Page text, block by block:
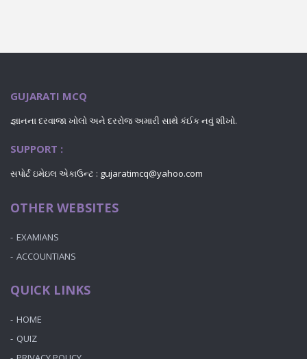
GUJARATI MCQ
જ્ઞાનના દરવાજા ખોલો અને દરરોજ અમારી સાથે કંઈક નવું શીખો.
SUPPORT :
સપોર્ટ ઇમેઇલ એકાઉન્ટ : gujaratimcq@yahoo.com
OTHER WEBSITES
EXAMIANS
ACCOUNTIANS
QUICK LINKS
HOME
QUIZ